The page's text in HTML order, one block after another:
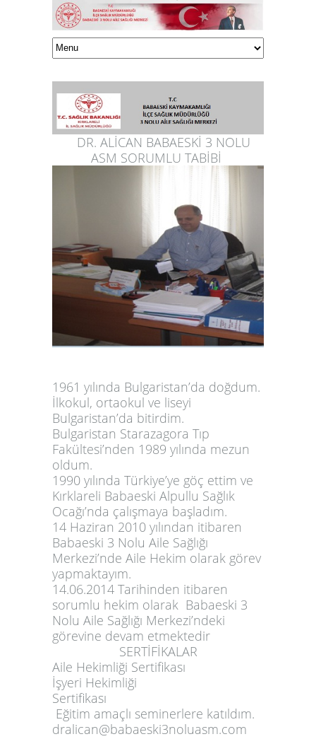
DR. ALİCAN BABAESKİ 3 NOLU
ASM SORUMLU TABİBİ
1961 yılında Bulgaristan’da doğdum.
İlkokul, ortaokul ve liseyi
Bulgaristan’da bitirdim.
Bulgaristan Starazagora Tıp
Fakültesi’nden 1989 yılında mezun
oldum.
1990 yılında Türkiye’ye göç ettim ve
Kırklareli Babaeski Alpullu Sağlık
Ocağı’nda çalışmaya başladım.
14 Haziran 2010 yılından itibaren
Babaeski 3 Nolu Aile Sağlığı
Merkezi’nde Aile Hekim olarak görev
yapmaktayım.
14.06.2014 Tarihinden itibaren
sorumlu hekim olarak Babaeski 3
Nolu Aile Sağlığı Merkezi’ndeki
görevine devam etmektedir
SERTİFİKALAR
Aile Hekimliği Sertifikası
İşyeri Hekimliği
Sertifikası
Eğitim amaçlı seminerlere katıldım.
dralican@babaeski3noluasm.com